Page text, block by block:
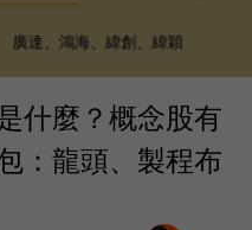
什麼？概念股有
：龍頭、製程布